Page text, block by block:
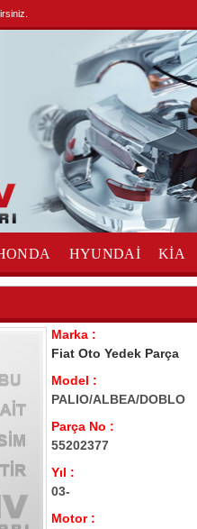
HYUNDAİ KİA
Marka :
Fiat Oto Yedek Parça
Model :
PALIO/ALBEA/DOBLO
Parça No :
55202377
Yıl :
03-
Motor :